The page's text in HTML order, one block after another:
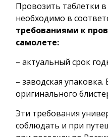
Провозить таблетки
необходимо в
требованиями к
самолете:
– актуальный срок
– заводская
оригинального
Эти требования
соблюдать и при